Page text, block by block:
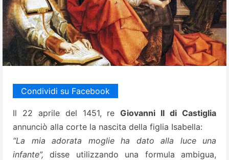
Condividi su Facebook
Il 22 aprile del 1451, reGiovanni II di Castiglia
annunciò alla corte la nascita della figlia Isabella:
“La mia adorata moglie ha dato alla luce una
infante”, disse utilizzando una formula ambigua,